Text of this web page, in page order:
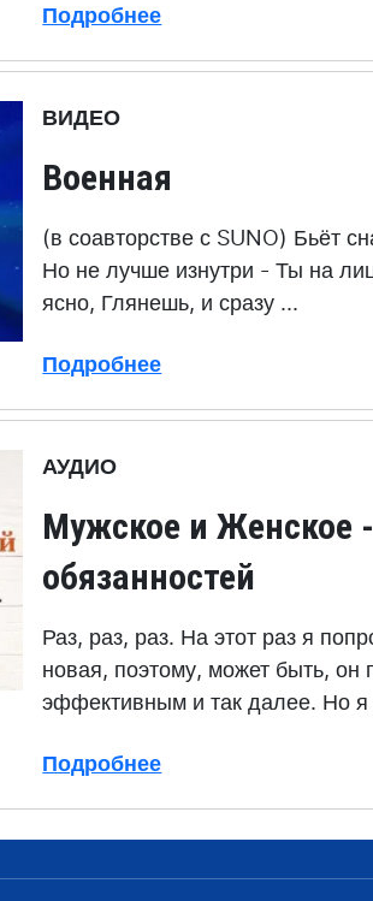
Подробнее
ВИДЕО
Военная
(в соавторстве с SUNO) Бьёт
Но не лучше изнутри - Ты на
ясно, Глянешь, и сразу ...
Подробнее
АУДИО
Мужское и Женское
обязанностей
Раз, раз, раз. На этот раз я
новая, поэтому, может быть, он
эффективным и так далее. Но я
Подробнее